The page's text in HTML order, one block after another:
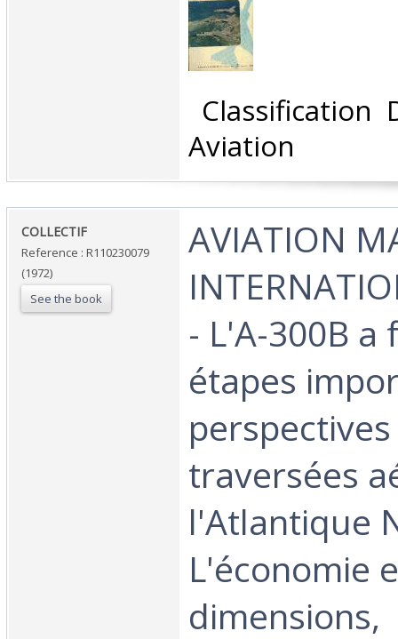
Classification
Aviation‎
‎COLLECTIF‎
Reference : R110230079
(1972)
See the book
‎AVIATION
- L'A-300B
étapes
traversées
l'Atlantique
L'économie
dimensions,